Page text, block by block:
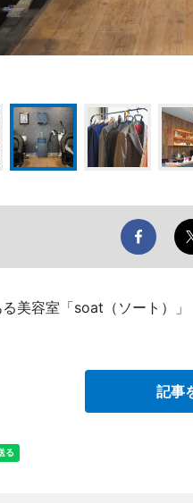
美容室「soat（ソート）
記事